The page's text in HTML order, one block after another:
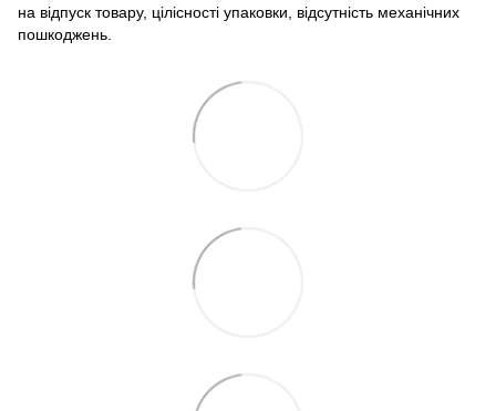
на відпуск товару, цілісності упаковки, відсутність механічних
пошкоджень.